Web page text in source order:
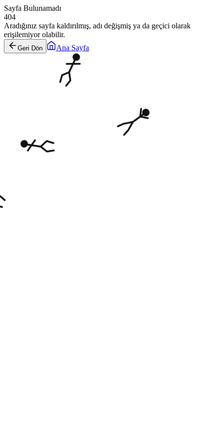
Sayfa Bulunamadı
404
Aradığınız sayfa kaldırılmış, adı değişmiş ya da geçici olarak
erişilemiyor olabilir.
Geri Dön Ana Sayfa